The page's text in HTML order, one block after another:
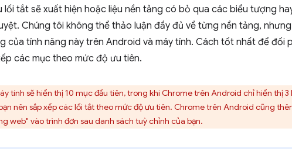
tắt sẽ xuất hiện hoặc liệu nền tảng có bỏ qua các biểu tượng
Chúng tôi không thể thảo luận đầy đủ về từng nền tảng,
của tính năng này trên Android và máy tính. Cách tốt nhất để đối
các mục theo mức độ ưu tiên.
tính sẽ hiển thị 10 mục đầu tiên, trong khi Chrome trên Android chỉ hiển thị 3
nên sắp xếp các lối tắt theo mức độ ưu tiên. Chrome trên Android cũng
web" vào trình đơn sau danh sách tuỳ chỉnh của bạn.